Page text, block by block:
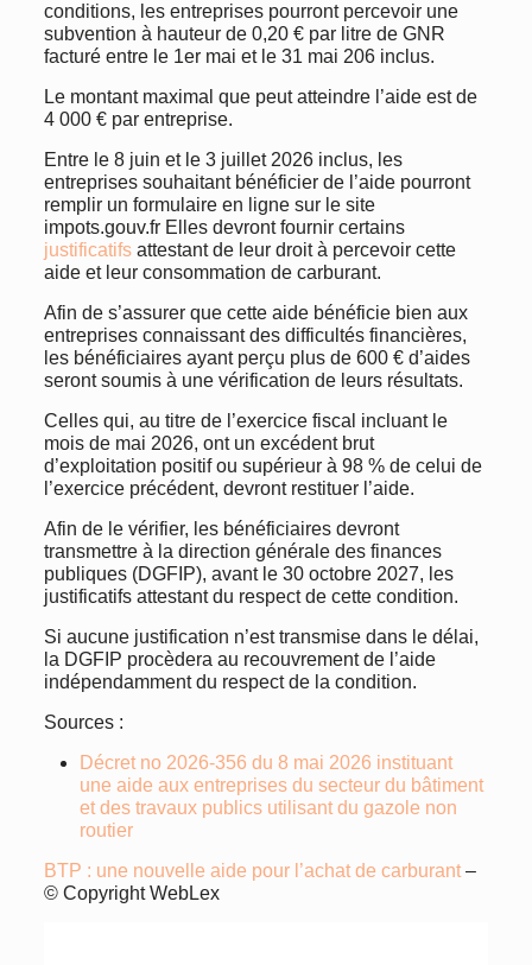
conditions, les entreprises pourront percevoir une
subvention à hauteur de 0,20 € par litre de GNR
facturé entre le 1er mai et le 31 mai 206 inclus.
Le montant maximal que peut atteindre l’aide est de
4 000 € par entreprise.
Entre le 8 juin et le 3 juillet 2026 inclus, les
entreprises souhaitant bénéficier de l’aide pourront
remplir un formulaire en ligne sur le site
impots.gouv.fr Elles devront fournir certains
justificatifsattestant de leur droit à percevoir cette
aide et leur consommation de carburant.
Afin de s’assurer que cette aide bénéficie bien aux
entreprises connaissant des difficultés financières,
les bénéficiaires ayant perçu plus de 600 € d’aides
seront soumis à une vérification de leurs résultats.
Celles qui, au titre de l’exercice fiscal incluant le
mois de mai 2026, ont un excédent brut
d’exploitation positif ou supérieur à 98 % de celui de
l’exercice précédent, devront restituer l’aide.
Afin de le vérifier, les bénéficiaires devront
transmettre à la direction générale des finances
publiques (DGFIP), avant le 30 octobre 2027, les
justificatifs attestant du respect de cette condition.
Si aucune justification n’est transmise dans le délai,
la DGFIP procèdera au recouvrement de l’aide
indépendamment du respect de la condition.
Sources :
Décret no 2026-356 du 8 mai 2026 instituant
une aide aux entreprises du secteur du bâtiment
et des travaux publics utilisant du gazole non
routier
BTP : une nouvelle aide pour l’achat de carburant–
© Copyright WebLex